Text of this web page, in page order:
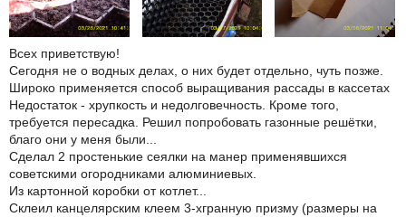
Всех приветствую!
Сегодня не о водных делах, о них будет отдельно, чуть позже.
Широко применяется способ выращивания рассады в кассетах
Недостаток - хрупкость и недолговечность. Кроме того,
требуется пересадка. Решил попробовать газонные решётки,
благо они у меня были...
Сделал 2 простенькие сеялки на манер применявшихся
советскими огородниками алюминиевых.
Из картонной коробки от котлет...
Склеил канцелярским клеем 3-хгранную призму (размеры на